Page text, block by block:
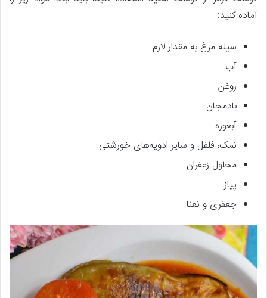
آماده کنید:
سینه مرغ به مقدار لازم
آب
روغن
بادمجان
آبغوره
نمک، فلفل و سایر ادویه‌های خورشتی
محلول زعفران
پیاز
جعفری و نعنا